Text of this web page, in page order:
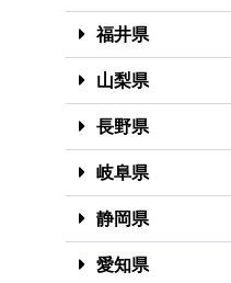
福井県
山梨県
長野県
岐阜県
静岡県
愛知県